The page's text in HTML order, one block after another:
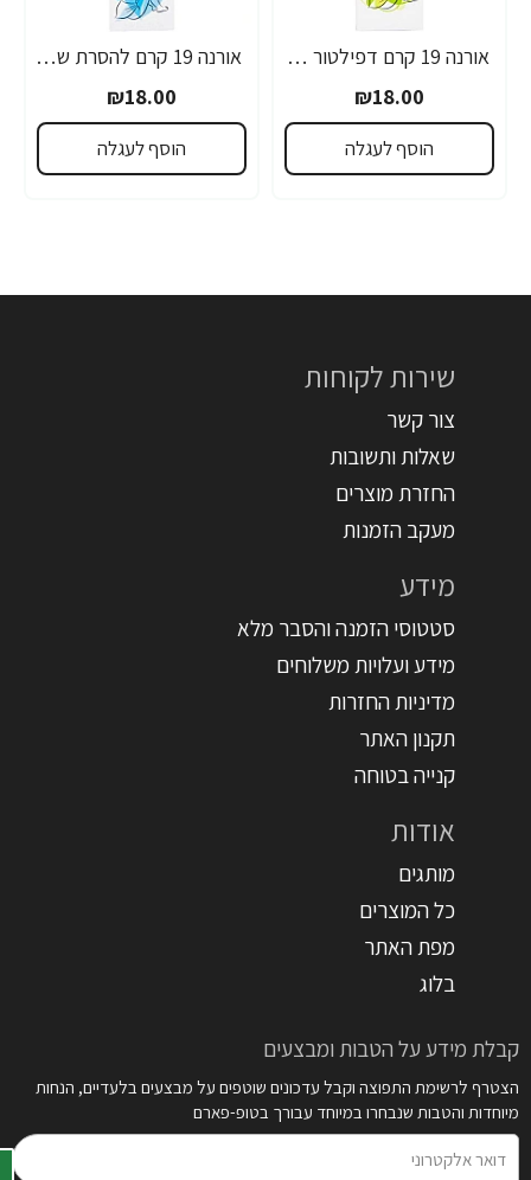
אורנה 19 קרם דפילטור לעור רגיש 80 גרם
₪18.00
הוסף לעגלה
אורנה 19 קרם להסרת שיער לקו הביקיני 90 מ"ל
₪18.00
הוסף לעגלה
שירות לקוחות
צור קשר
שאלות ותשובות
החזרת מוצרים
מעקב הזמנות
מידע
סטטוסי הזמנה והסבר מלא
מידע ועלויות משלוחים
מדיניות החזרות
תקנון האתר
קנייה בטוחה
אודות
מותגים
כל המוצרים
מפת האתר
בלוג
קבלת מידע על הטבות ומבצעים
הצטרף לרשימת התפוצה וקבל עדכונים שוטפים על מבצעים בלעדיים, הנחות
מיוחדות והטבות שנבחרו במיוחד עבורך בטופ-פארם
אלקטרוני